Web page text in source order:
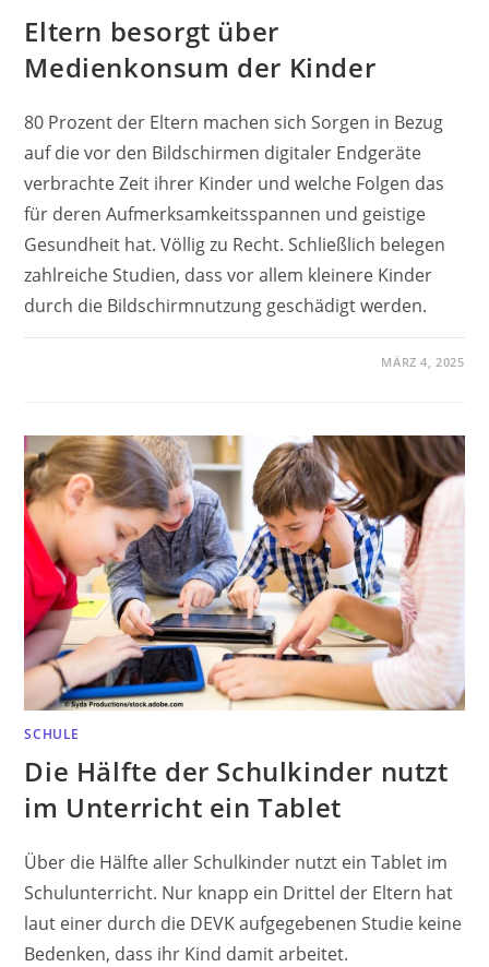
Eltern besorgt über
Medienkonsum der Kinder
80 Prozent der Eltern machen sich Sorgen in Bezug
auf die vor den Bildschirmen digitaler Endgeräte
verbrachte Zeit ihrer Kinder und welche Folgen das
für deren Aufmerksamkeitsspannen und geistige
Gesundheit hat. Völlig zu Recht. Schließlich belegen
zahlreiche Studien, dass vor allem kleinere Kinder
durch die Bildschirmnutzung geschädigt werden.
MÄRZ 4, 2025
SCHULE
Die Hälfte der Schulkinder nutzt
im Unterricht ein Tablet
Über die Hälfte aller Schulkinder nutzt ein Tablet im
Schulunterricht. Nur knapp ein Drittel der Eltern hat
laut einer durch die DEVK aufgegebenen Studie keine
Bedenken, dass ihr Kind damit arbeitet.